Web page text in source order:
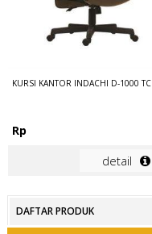
KURSI KANTOR INDACHI D-1000 TC
Rp
detail
DAFTAR PRODUK